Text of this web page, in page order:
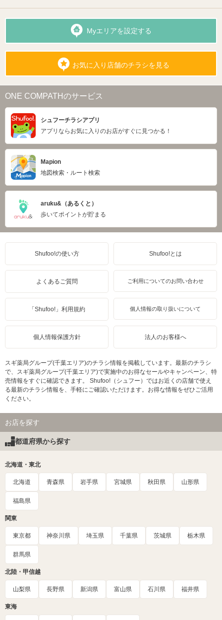
Myエリアを設定する
お気に入り店舗のチラシを見る
ONE COMPATHのサービス
シュフーチラシアプリ
アプリならお気に入りのお店がすぐに見つかる！
Mapion
地図検索・ルート検索
aruku&（あるくと）
歩いてポイントが貯まる
Shufoo!の使い方 Shufoo!とは
よくあるご質問 ご利用についてのお問い合わせ
「Shufoo!」利用規約 個人情報の取り扱いについて
個人情報保護方針 法人のお客様へ
スギ薬局グループ(千葉エリア)のチラシ情報を掲載しています。最新のチラシ
で、スギ薬局グループ(千葉エリア)で実施中のお得なセールやキャンペーン、特
売情報をすぐに確認できます。 Shufoo!（シュフー）ではお近くの店舗で使え
る最新のチラシ情報を、手軽にご確認いただけます。お得な情報をぜひご活用
ください。
お店を探す
都道府県から探す
北海道・東北
北海道 青森県 岩手県 宮城県 秋田県 山形県
福島県
関東
東京都 神奈川県 埼玉県 千葉県 茨城県 栃木県
群馬県
北陸・甲信越
山梨県 長野県 新潟県 富山県 石川県 福井県
東海